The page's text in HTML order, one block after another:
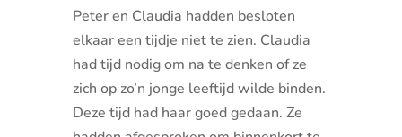
Peter en Claudia hadden besloten
elkaar een tijdje niet te zien. Claudia
had tijd nodig om na te denken of ze
zich op zo’n jonge leeftijd wilde binden.
Deze tijd had haar goed gedaan. Ze